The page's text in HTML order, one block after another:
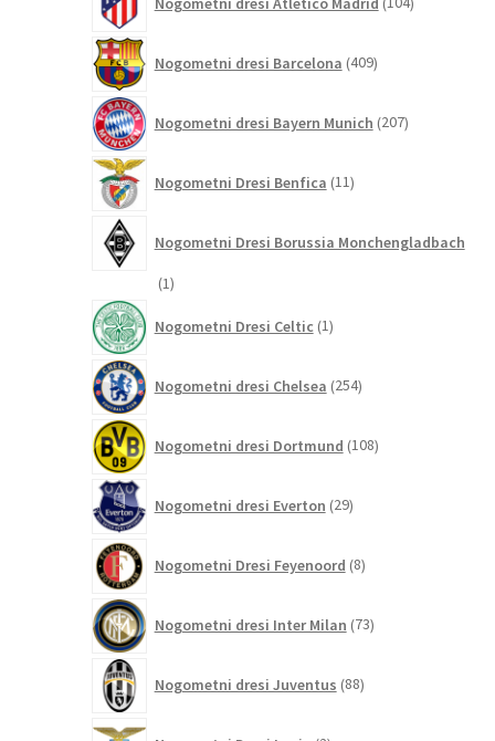
izdelki
Nogometni dresi Barcelona 409izdelkov
Nogometni dresi Bayern Munich 207izdelkov
Nogometni Dresi Benfica 11izdelkov
Nogometni Dresi Borussia Monchengladbach
11
Nogometni Dresi Celtic 1izdelek
Nogometni dresi Chelsea 254izdelkov
Nogometni dresi Dortmund 108izdelkov
Nogometni dresi Everton 29izdelkov
Nogometni Dresi Feyenoord 8izdelkov
Nogometni dresi Inter Milan 73izdelkov
Nogometni dresi Juventus 88izdelkov